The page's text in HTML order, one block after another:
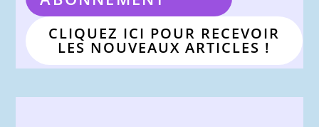
CLIQUEZ ICI POUR RECEVOIR
LES NOUVEAUX ARTICLES !